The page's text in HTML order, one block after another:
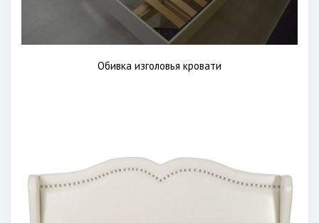
Обивка изголовья кровати